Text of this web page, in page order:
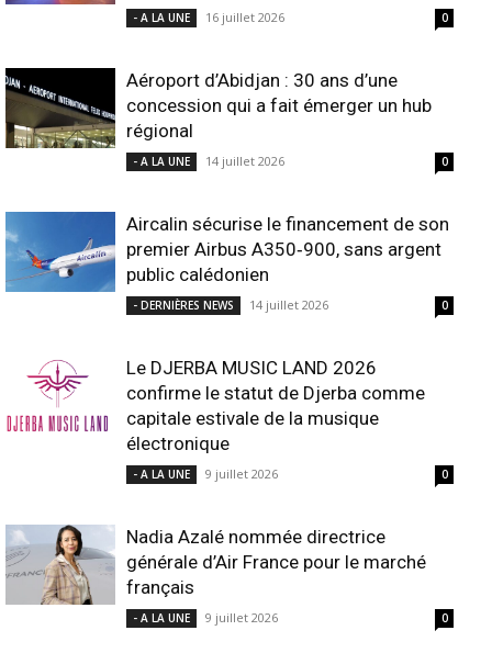
- A LA UNE 16 juillet 2026 0
Aéroport d’Abidjan : 30 ans d’une
concession qui a fait émerger un hub
régional
- A LA UNE 14 juillet 2026 0
Aircalin sécurise le financement de son
premier Airbus A350‑900, sans argent
public calédonien
- DERNIÈRES NEWS 14 juillet 2026 0
Le DJERBA MUSIC LAND 2026
confirme le statut de Djerba comme
capitale estivale de la musique
électronique
- A LA UNE 9 juillet 2026 0
Nadia Azalé nommée directrice
générale d’Air France pour le marché
français
- A LA UNE 9 juillet 2026 0